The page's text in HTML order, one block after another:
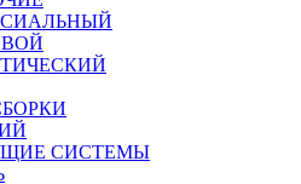
СИСТЕМЫ